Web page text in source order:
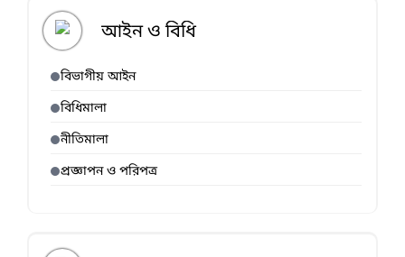
আইন ও বিধি
বিভাগীয় আইন
বিধিমালা
নীতিমালা
প্রজ্ঞাপন ও পরিপত্র